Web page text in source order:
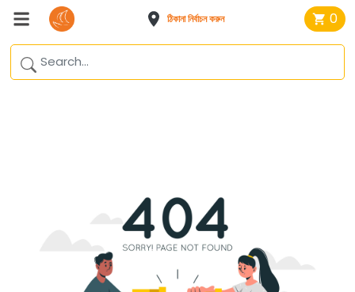
ঠিকানা নির্বাচন করুন 0